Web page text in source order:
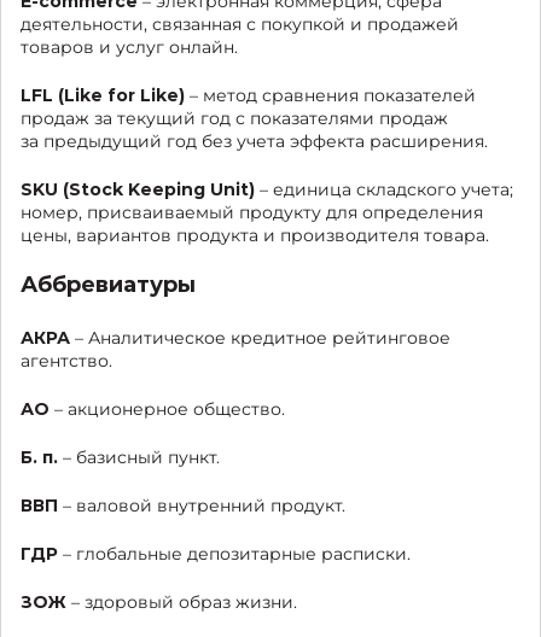
деятельности, связанная с покупкой и продажей
товаров и услуг онлайн.
LFL (Like for Like) – метод сравнения показателей
продаж за текущий год с показателями продаж
за предыдущий год без учета эффекта расширения.
SKU (Stock Keeping Unit) – единица складского учета;
номер, присваиваемый продукту для определения
цены, вариантов продукта и производителя товара.
Аббревиатуры
АКРА – Аналитическое кредитное рейтинговое
агентство.
АО – акционерное общество.
Б. п. – базисный пункт.
ВВП – валовой внутренний продукт.
ГДР – глобальные депозитарные расписки.
ЗОЖ – здоровый образ жизни.